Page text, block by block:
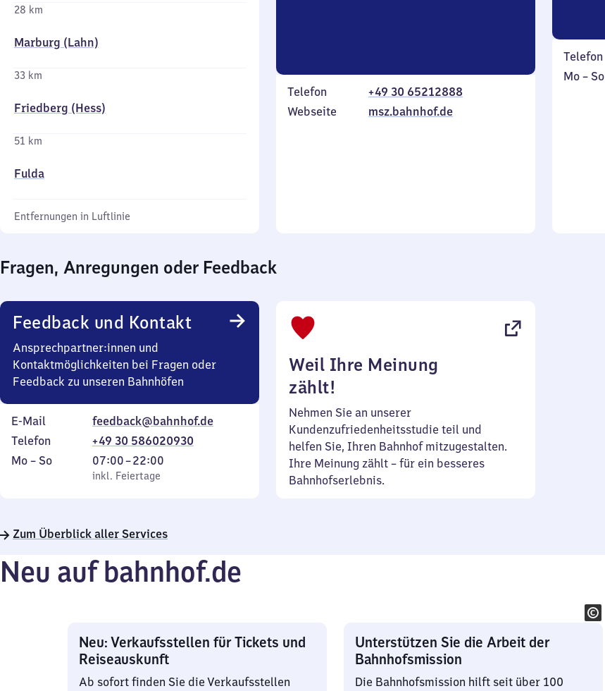
28 km
Marburg (Lahn)
33 km
Friedberg (Hess)
51 km
Fulda
Entfernungen in Luftlinie
Telefon
+49 30 65212888
Webseite
msz.bahnhof.de
Telefon
Montag
Mo – So,
Fragen, Anregungen oder Feedback
Feedback und Kontakt
Ansprechpartner:innen und
Kontaktmöglichkeiten bei Fragen oder
Feedback zu unseren Bahnhöfen
E-Mail
feedback@bahnhof.de
Telefon
+49 30 586020930
Montag
Mo – So,
inkl. Feiertage
07:00–22:00
Von
7
22
inkl. Feiertage
Weil Ihre Meinung
zählt!
Nehmen Sie an unserer
Kundenzufriedenheitsstudie teil und
helfen Sie, Ihren Bahnhof mitzugestalten.
Ihre Meinung zählt – für ein besseres
Bahnhofserlebnis.
Zum Überblick aller Services
Neu auf bahnhof.de
Neu: Verkaufsstellen für Tickets und
Reiseauskunft
Ab sofort finden Sie die Verkaufsstellen
Unterstützen Sie die Arbeit der
Bahnhofsmission
Die Bahnhofsmission hilft seit über 100